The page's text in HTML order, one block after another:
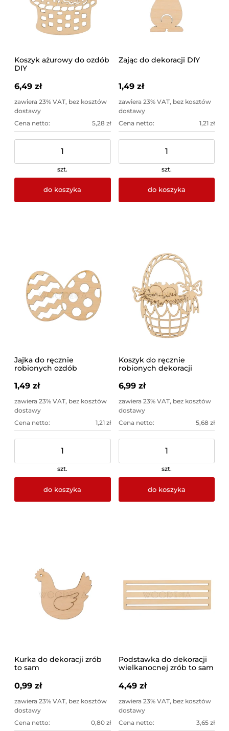
Koszyk ażurowy do ozdób
DIY
6,49 zł
zawiera 23% VAT, bez kosztów
dostawy
Cena netto:
5,28 zł
szt.
do koszyka
Zając do dekoracji DIY
1,49 zł
zawiera 23% VAT, bez kosztów
dostawy
Cena netto:
1,21 zł
szt.
do koszyka
Jajka do ręcznie
robionych ozdób
1,49 zł
zawiera 23% VAT, bez kosztów
dostawy
Cena netto:
1,21 zł
szt.
do koszyka
Koszyk do ręcznie
robionych dekoracji
6,99 zł
zawiera 23% VAT, bez kosztów
dostawy
Cena netto:
5,68 zł
szt.
do koszyka
Kurka do dekoracji zrób
to sam
0,99 zł
zawiera 23% VAT, bez kosztów
dostawy
Cena netto:
0,80 zł
Podstawka do dekoracji
wielkanocnej zrób to sam
4,49 zł
zawiera 23% VAT, bez kosztów
dostawy
Cena netto:
3,65 zł